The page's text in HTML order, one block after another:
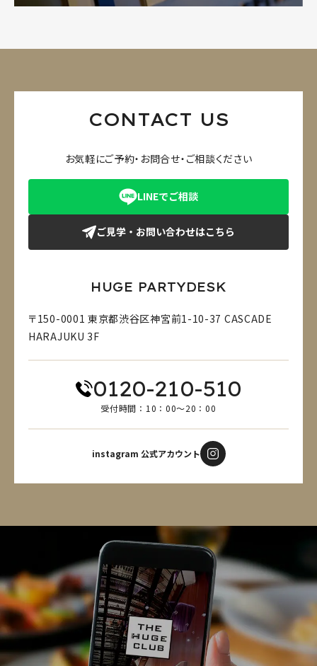
CONTACT US
お気軽にご予約・お問合せ・ご相談ください
LINEでご相談
ご見学・お問い合わせはこちら
HUGE PARTYDESK
〒150-0001 東京都渋谷区神宮前1-10-37 CASCADE
HARAJUKU 3F
0120-210-510
受付時間：10：00～20：00
instagram 公式アカウント